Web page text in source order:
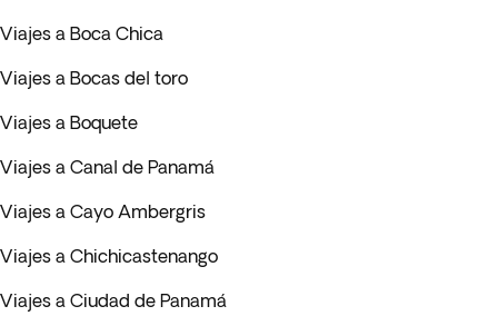
Viajes a Boca Chica
Viajes a Bocas del toro
Viajes a Boquete
Viajes a Canal de Panamá
Viajes a Cayo Ambergris
Viajes a Chichicastenango
Viajes a Ciudad de Panamá